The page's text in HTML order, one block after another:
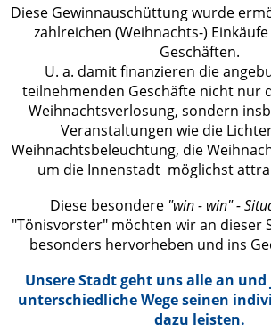
Diese Gewinnauschüttung wurde
zahlreichen (Weihnachts-)
Geschäften.
U. a. damit finanzieren die
teilnehmenden Geschäfte nicht nur
Weihnachtsverlosung, sondern
Veranstaltungen wie die
Weihnachtsbeleuchtung, die
um die Innenstadt möglichst
Diese besondere "win - win" -
"Tönisvorster" möchten wir an dieser
besonders hervorheben und ins
Unsere Stadt geht uns alle an
unterschiedliche Wege seinen
dazu leisten.